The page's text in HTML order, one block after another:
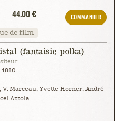
44.00 €
COMMANDER
de film
(fantaisie-polka)
V. Marceau, Yvette Horner, André
Azzola